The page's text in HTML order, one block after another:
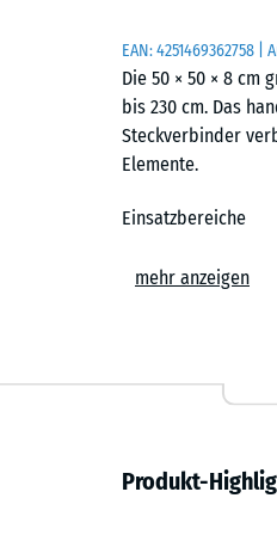
EAN:4251469362758 |
Die 50 × 50 × 8 cm
bis 230 cm. Das
Steckverbinder
Elemente.
Einsatzbereiche
Der
bietet.
Die Platten
mehr anzeigen
Produkt-